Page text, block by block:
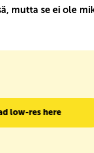
mutta se ei ole
low-res here